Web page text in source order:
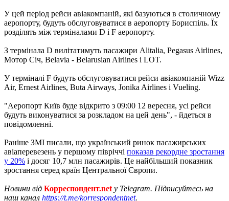
У цей період рейси авіакомпаній, які базуються в столичному
аеропорту, будуть обслуговуватися в аеропорту Бориспіль. Їх
розділять між терміналами D і F аеропорту.
З термінала D вилітатимуть пасажири Alitalia, Pegasus Airlines,
Мотор Січ, Belavia - Belarusian Airlines і LOT.
У терміналі F будуть обслуговуватися рейси авіакомпаній Wizz
Air, Ernest Airlines, Buta Airways, Jonika Airlines і Vueling.
"Аеропорт Київ буде відкрито з 09:00 12 вересня, усі рейси
будуть виконуватися за розкладом на цей день", - йдеться в
повідомленні.
Раніше ЗМІ писали, що український ринок пасажирських
авіаперевезень у першому півріччі показав рекордне зростання
у 20% і досяг 10,7 млн ​​пасажирів. Це найбільший показник
зростання серед країн Центральної Європи.
Новини від Корреспондент.net у Telegram. Підписуйтесь на
наш канал https://t.me/korrespondentnet.